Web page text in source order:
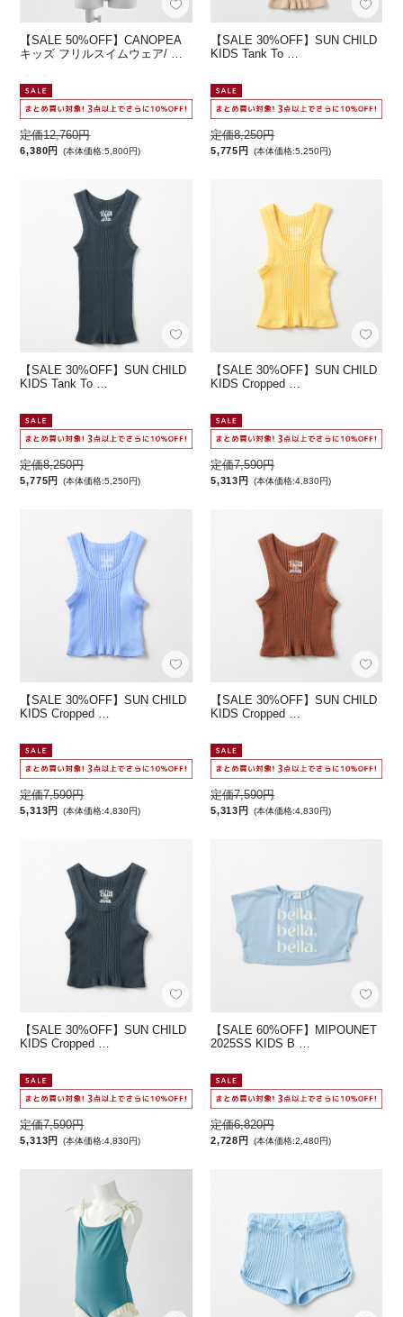
【SALE 50%OFF】CANOPEA
キッズ フリルスイムウェア/ …
定価12,760円
6,380円 (本体価格:5,800円)
【SALE 30%OFF】SUN CHILD
KIDS Tank To …
定価8,250円
5,775円 (本体価格:5,250円)
【SALE 30%OFF】SUN CHILD
KIDS Tank To …
定価8,250円
5,775円 (本体価格:5,250円)
【SALE 30%OFF】SUN CHILD
KIDS Cropped …
定価7,590円
5,313円 (本体価格:4,830円)
【SALE 30%OFF】SUN CHILD
KIDS Cropped …
定価7,590円
5,313円 (本体価格:4,830円)
【SALE 30%OFF】SUN CHILD
KIDS Cropped …
定価7,590円
5,313円 (本体価格:4,830円)
【SALE 30%OFF】SUN CHILD
KIDS Cropped …
定価7,590円
5,313円 (本体価格:4,830円)
【SALE 60%OFF】MIPOUNET
2025SS KIDS B …
定価6,820円
2,728円 (本体価格:2,480円)